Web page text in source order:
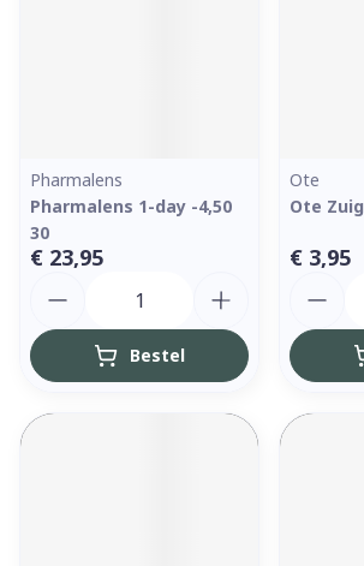
Pharmalens
Pharmalens 1-day -4,50
30
€ 23,95
Bestel
Ote
Ote
€ 3,95